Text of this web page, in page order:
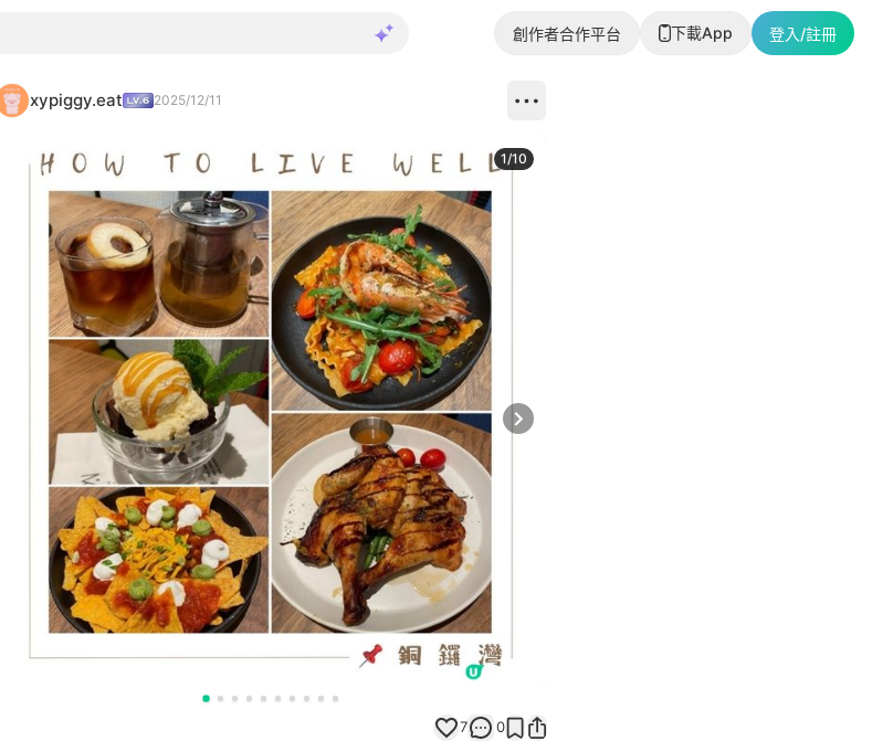
創作者合作平台 下載App 登入/註冊
xypiggy.eat 2025/12/11
Next slide
1/10
7 0